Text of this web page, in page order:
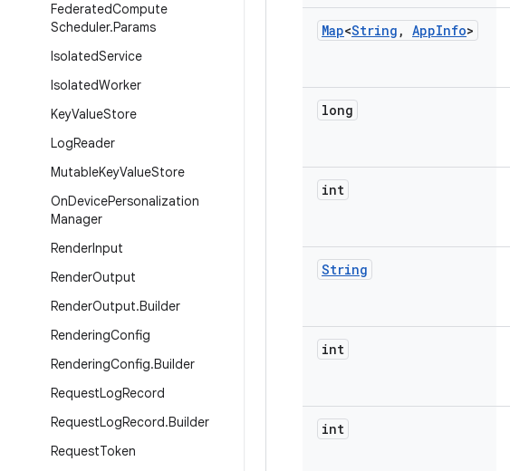
FederatedCompute
Scheduler.Params
IsolatedService
IsolatedWorker
KeyValueStore
LogReader
MutableKeyValueStore
OnDevicePersonalization
Manager
RenderInput
RenderOutput
RenderOutput.Builder
RenderingConfig
RenderingConfig.Builder
RequestLogRecord
RequestLogRecord.Builder
RequestToken
Map<String , AppInfo>
long
int
String
int
int